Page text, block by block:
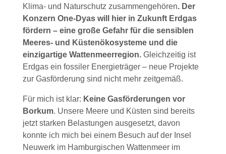
Klima- und Naturschutz zusammengehören. Der
Konzern One-Dyas will hier in Zukunft Erdgas
fördern – eine große Gefahr für die sensiblen
Meeres- und Küstenökosysteme und die
einzigartige Wattenmeerregion.Gleichzeitig ist
Erdgas ein fossiler Energieträger – neue Projekte
zur Gasförderung sind nicht mehr zeitgemäß.
Für mich ist klar: Keine Gasförderungen vor
Borkum. Unsere Meere und Küsten sind bereits
jetzt starken Belastungen ausgesetzt, davon
konnte ich mich bei einem Besuch auf der Insel
Neuwerk im Hamburgischen Wattenmeer im